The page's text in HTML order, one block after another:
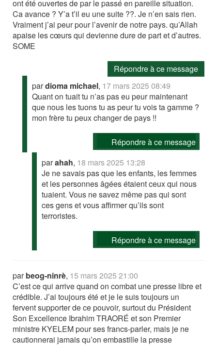
ont été ouvertes de par le passé en pareille situation.
Ca avance ? Y’a t’il eu une suite ??. Je n’en sais rien.
Vraiment j’ai peur pour l’avenir de notre pays. qu’Allah
apaise les cœurs qui devienne dure de part et d’autres.
SOME
Répondre à ce message
pardioma michael, 17 mars 2025 08:49
Quant on tuait tu n’as pas eu peur maintenant
que nous les tuons tu as peur tu vois ta gamme ?
mon frère tu peux changer de pays !!
Répondre à ce message
parahah, 18 mars 2025 13:28
Je ne savais pas que les enfants, les femmes
et les personnes âgées étaient ceux qui nous
tuaient. Vous ne savez même pas qui sont
ces gens et vous affirmer qu’ils sont
terroristes.
Répondre à ce message
parbeog-ninrè, 15 mars 2025 21:00
C’est ce qui arrive quand on combat une presse libre et
crédible. J’ai toujours été et je le suis toujours un
fervent supporter de ce pouvoir, surtout du Président
Son Excellence Ibrahim TRAORÉ et son Premier
ministre KYELEM pour ses francs-parler, mais je ne
cautionnerai jamais qu’on embastille la presse